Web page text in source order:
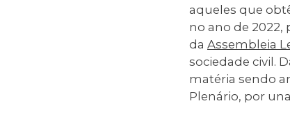
aqueles que
no ano de 2022,
da Assembleia
sociedade civil.
matéria sendo
Plenário, por